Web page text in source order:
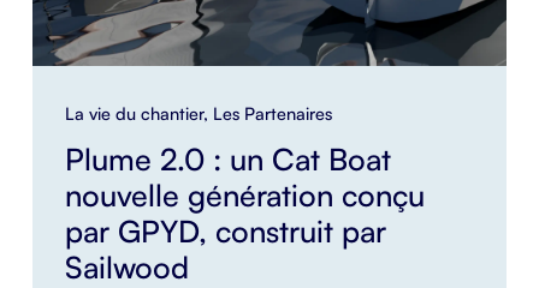
La vie du chantier, Les Partenaires
Plume 2.0 : un Cat Boat
nouvelle génération conçu
par GPYD, construit par
Sailwood